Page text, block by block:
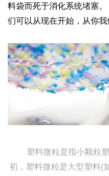
料袋而死于消化系统堵塞
们可以从现在开始，从你我
塑料微粒是指小颗粒塑
初，塑料微粒是大型塑料(